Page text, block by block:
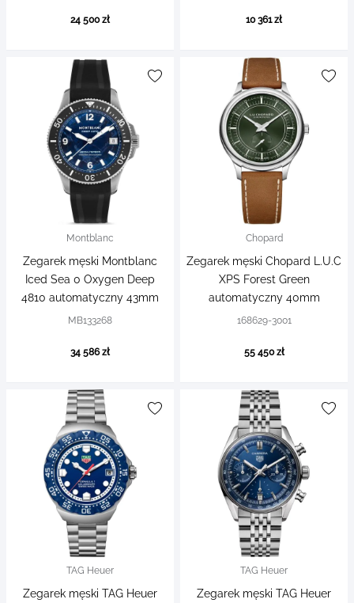
24 500 zł 10 361 zł
Montblanc
Zegarek męski Montblanc
Iced Sea 0 Oxygen Deep
4810 automatyczny 43mm
MB133268
34 586 zł
Chopard
Zegarek męski Chopard L.U.C
XPS Forest Green
automatyczny 40mm
168629-3001
55 450 zł
TAG Heuer
Zegarek męski TAG Heuer
TAG Heuer
Zegarek męski TAG Heuer